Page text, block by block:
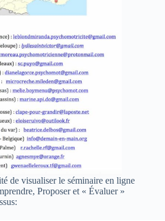
de visualiser le séminaire en ligne
Proposer et « Évaluer »